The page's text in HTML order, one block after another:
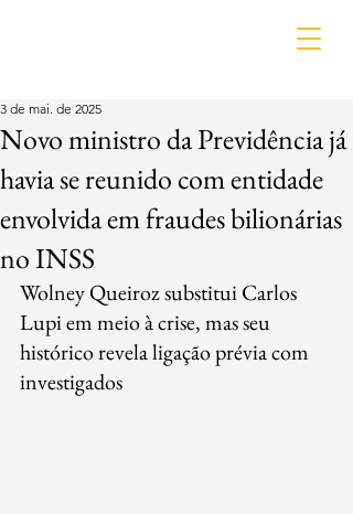
Novo ministro da Previdência já
havia se reunido com entidade
envolvida em fraudes bilionárias
no INSS
3 de mai. de 2025
Wolney Queiroz substitui Carlos
Lupi em meio à crise, mas seu
histórico revela ligação prévia com
investigados